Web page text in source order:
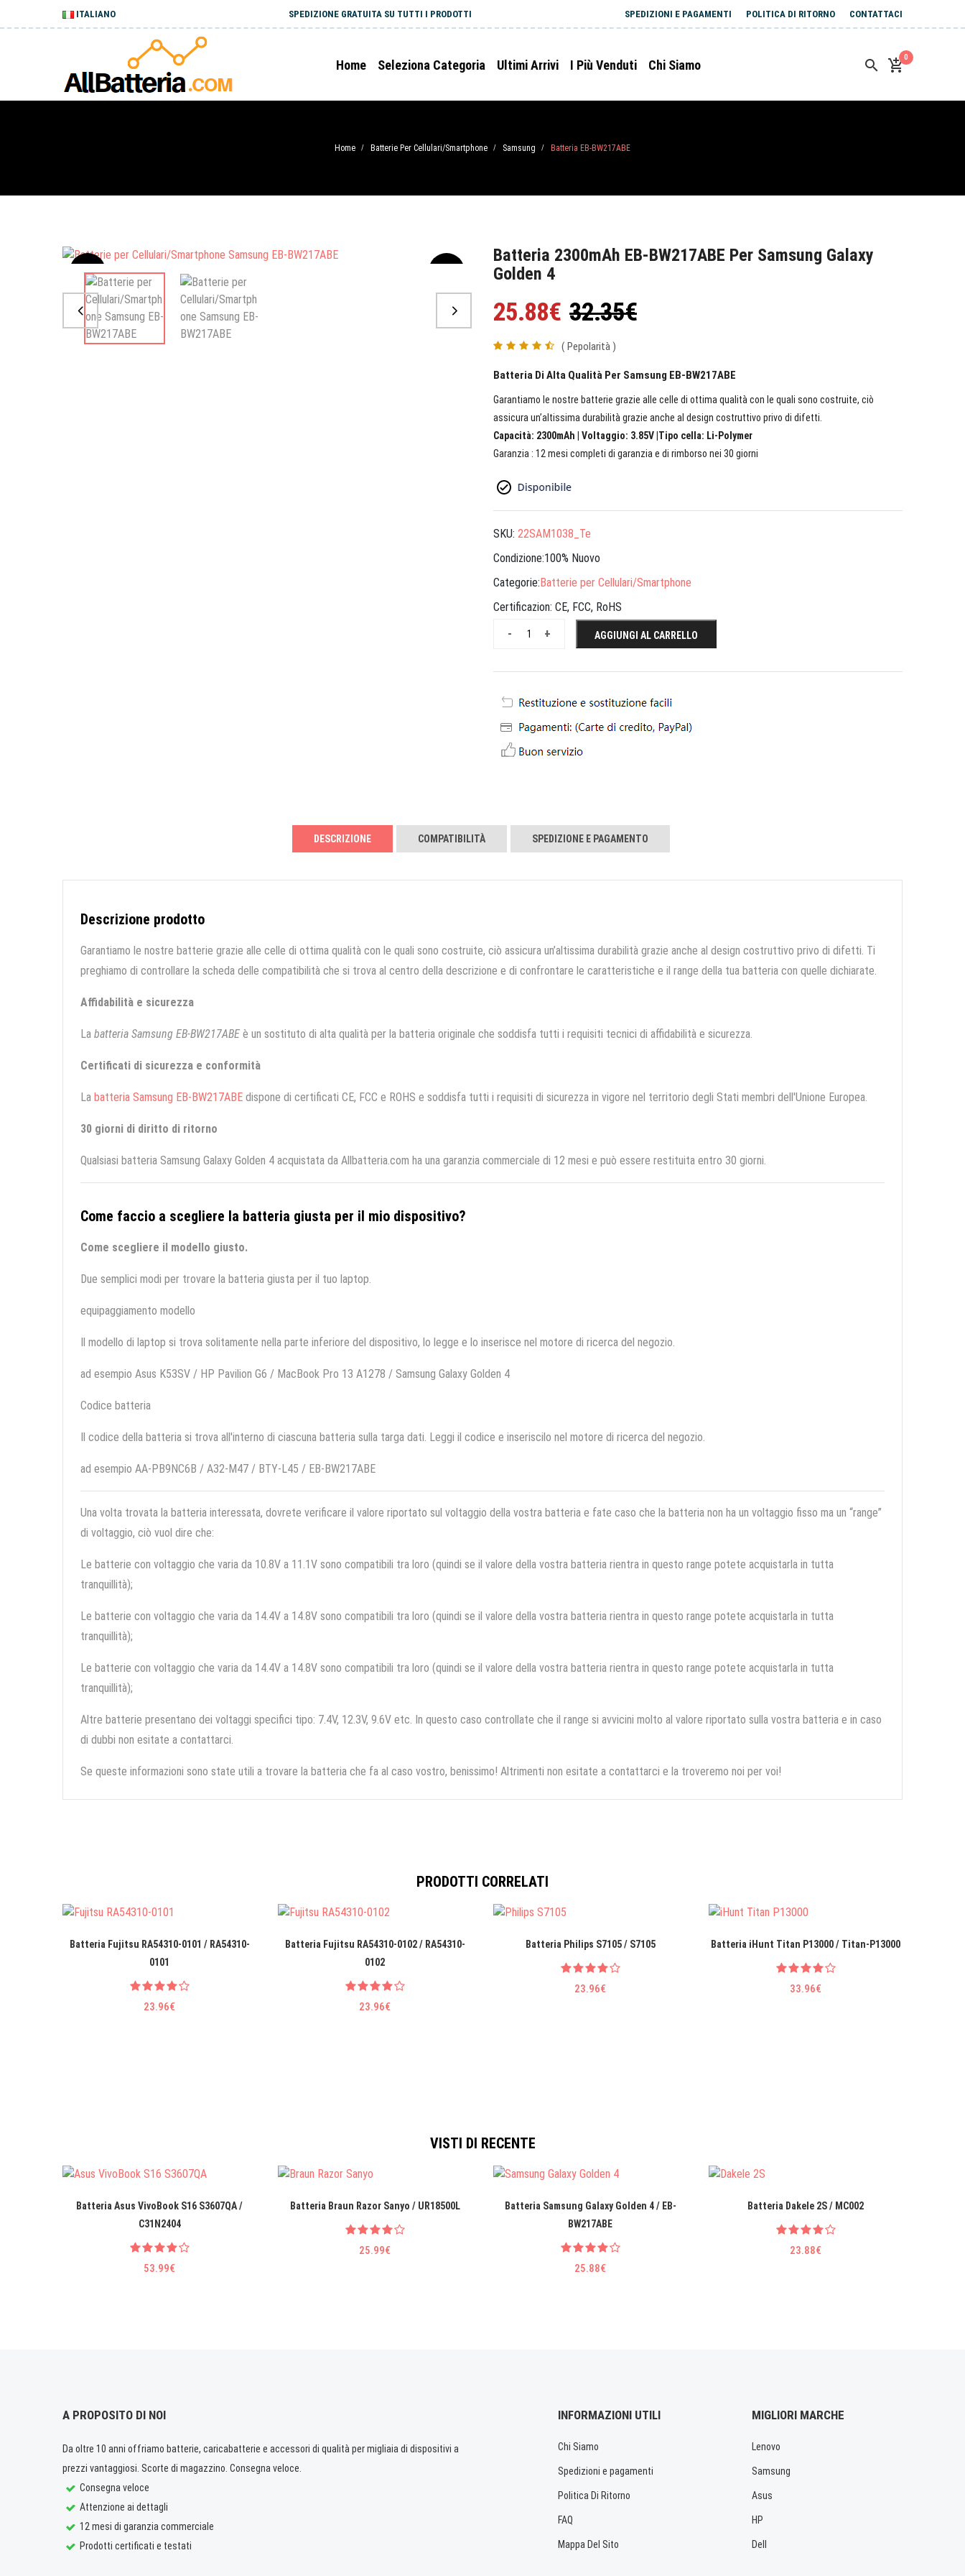
ITALIANO SPEDIZIONE GRATUITA SU TUTTI I PRODOTTI SPEDIZIONI E PAGAMENTI POLITICA DI RITORNO CONTATTACI
Home Seleziona Categoria Ultimi Arrivi I Più Venduti Chi Siamo
0
Home / Batterie Per Cellulari/Smartphone / Samsung / Batteria EB-BW217ABE
Sale
Batteria 2300mAh EB-BW217ABE Per Samsung Galaxy
Golden 4
25.88€ 32.35€
( Pepolarità )
Batteria Di Alta Qualità Per Samsung EB-BW217ABE
Garantiamo le nostre batterie grazie alle celle di ottima qualità con le quali sono costruite, ciò
assicura un’altissima durabilità grazie anche al design costruttivo privo di difetti.
Capacità: 2300mAh | Voltaggio: 3.85V |Tipo cella: Li-Polymer
Garanzia : 12 mesi completi di garanzia e di rimborso nei 30 giorni
SKU: 22SAM1038_Te
Condizione:100% Nuovo
Categorie:Batterie per Cellulari/Smartphone
Certificazion: CE, FCC, RoHS
+
- AGGIUNGI AL CARRELLO
DESCRIZIONE COMPATIBILITÀ SPEDIZIONE E PAGAMENTO
Descrizione prodotto
Garantiamo le nostre batterie grazie alle celle di ottima qualità con le quali sono costruite, ciò assicura un’altissima durabilità grazie anche al design costruttivo privo di difetti. Ti
preghiamo di controllare la scheda delle compatibilità che si trova al centro della descrizione e di confrontare le caratteristiche e il range della tua batteria con quelle dichiarate.
Affidabilità e sicurezza
La batteria Samsung EB-BW217ABE è un sostituto di alta qualità per la batteria originale che soddisfa tutti i requisiti tecnici di affidabilità e sicurezza.
Certificati di sicurezza e conformità
La batteria Samsung EB-BW217ABE dispone di certificati CE, FCC e ROHS e soddisfa tutti i requisiti di sicurezza in vigore nel territorio degli Stati membri dell'Unione Europea.
30 giorni di diritto di ritorno
Qualsiasi batteria Samsung Galaxy Golden 4 acquistata da Allbatteria.com ha una garanzia commerciale di 12 mesi e può essere restituita entro 30 giorni.
Come faccio a scegliere la batteria giusta per il mio dispositivo?
Come scegliere il modello giusto.
Due semplici modi per trovare la batteria giusta per il tuo laptop.
equipaggiamento modello
Il modello di laptop si trova solitamente nella parte inferiore del dispositivo, lo legge e lo inserisce nel motore di ricerca del negozio.
ad esempio Asus K53SV / HP Pavilion G6 / MacBook Pro 13 A1278 / Samsung Galaxy Golden 4
Codice batteria
Il codice della batteria si trova all'interno di ciascuna batteria sulla targa dati. Leggi il codice e inseriscilo nel motore di ricerca del negozio.
ad esempio AA-PB9NC6B / A32-M47 / BTY-L45 / EB-BW217ABE
Una volta trovata la batteria interessata, dovrete verificare il valore riportato sul voltaggio della vostra batteria e fate caso che la batteria non ha un voltaggio fisso ma un “range”
di voltaggio, ciò vuol dire che:
Le batterie con voltaggio che varia da 10.8V a 11.1V sono compatibili tra loro (quindi se il valore della vostra batteria rientra in questo range potete acquistarla in tutta
tranquillità);
Le batterie con voltaggio che varia da 14.4V a 14.8V sono compatibili tra loro (quindi se il valore della vostra batteria rientra in questo range potete acquistarla in tutta
tranquillità);
Le batterie con voltaggio che varia da 14.4V a 14.8V sono compatibili tra loro (quindi se il valore della vostra batteria rientra in questo range potete acquistarla in tutta
tranquillità);
Altre batterie presentano dei voltaggi specifici tipo: 7.4V, 12.3V, 9.6V etc. In questo caso controllate che il range si avvicini molto al valore riportato sulla vostra batteria e in caso
di dubbi non esitate a contattarci.
Se queste informazioni sono state utili a trovare la batteria che fa al caso vostro, benissimo! Altrimenti non esitate a contattarci e la troveremo noi per voi!
PRODOTTI CORRELATI
Batteria Fujitsu RA54310-0101 / RA54310-
0101
23.96€
Batteria Fujitsu RA54310-0102 / RA54310-
0102
23.96€
Batteria Philips S7105 / S7105
23.96€
Batteria iHunt Titan P13000 / Titan-P13000
33.96€
VISTI DI RECENTE
Batteria Asus VivoBook S16 S3607QA /
C31N2404
53.99€
Batteria Braun Razor Sanyo / UR18500L
25.99€
Batteria Samsung Galaxy Golden 4 / EB-
BW217ABE
25.88€
Batteria Dakele 2S / MC002
23.88€
A PROPOSITO DI NOI
Da oltre 10 anni offriamo batterie, caricabatterie e accessori di qualità per migliaia di dispositivi a
prezzi vantaggiosi. Scorte di magazzino. Consegna veloce.
Consegna veloce
Attenzione ai dettagli
12 mesi di garanzia commerciale
Prodotti certificati e testati
INFORMAZIONI UTILI
Chi Siamo
Spedizioni e pagamenti
Politica Di Ritorno
FAQ
Mappa Del Sito
MIGLIORI MARCHE
Lenovo
Samsung
Asus
HP
Dell